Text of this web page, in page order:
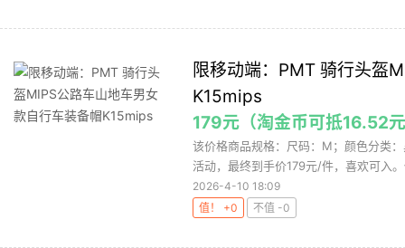
限移动端：PMT 骑行头盔
K15mips
179元（淘金币可抵16.52
该价格商品规格：尺码：M；颜色分类
活动，最终到手价179元/件，喜欢可入
2026-4-10 18:09
值！ +0
不值 -0